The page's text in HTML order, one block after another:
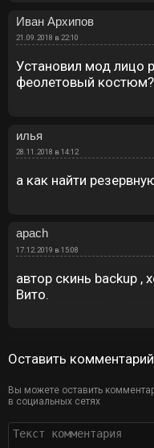
Иван Архипов
21.09.2018 в 22:10
Установил мод лицо
феолетовый
илья
28.11.2018 в 14:12
а как найти
apach
17.12.2019 в 15:08
автор скинь backup ,
Вито.
Оставить комментарий
Вы можете оставить
в социальных сетях